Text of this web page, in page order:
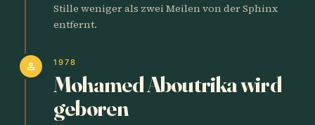
Stille weniger als zwei Meilen von der Sphinx
entfernt.
person 1978
Mohamed Aboutrika wird
geboren